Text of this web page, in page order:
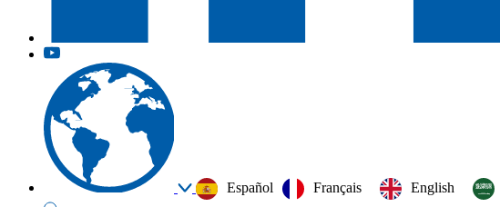
Español Français English